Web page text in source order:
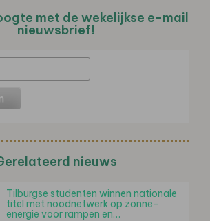
met de wekelijkse e-mail
nieuwsbrief!
nieuws
Tilburgse studenten winnen nationale
titel met noodnetwerk op zonne-
energie voor rampen en…